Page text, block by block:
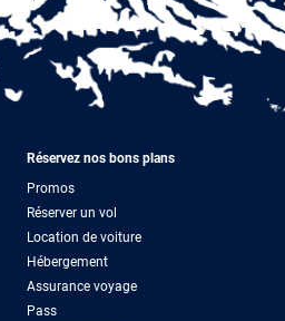
Réservez nos bons plans
Promos
Réserver un vol
Location de voiture
Hébergement
Assurance voyage
Pass